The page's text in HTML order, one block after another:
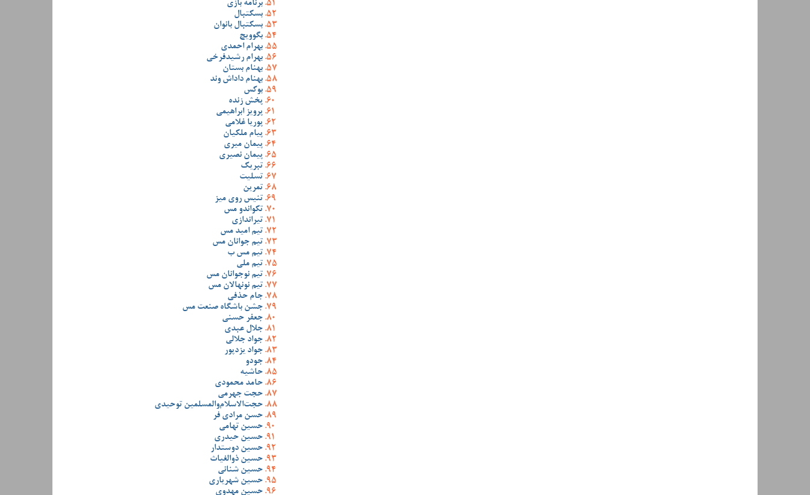
برنامه بازی
بسکتبال
بسکتبال بانوان
بگوویچ
بهرام احمدی
بهرام رشیدفرخی
بهنام بستان
بهنام داداش وند
بوکس
پخش زنده
پرویز ابراهیمی
پوریا غلامی
پیام ملکیان
پیمان میری
پیمان نصیری
تبریک
تسلیت
تمرین
تنیس روی میز
تکواندو مس
تیراندازی
تیم امید مس
تیم جوانان مس
تیم مس ب
تیم ملی
تیم نوجوانان مس
تیم نونهالان مس
جام حذفی
جشن باشگاه صنعت مس
جعفر حسنی
جلال عبدی
جواد جلالی
جواد یزدپور
جودو
حاشیه
حامد محمودی
حجت جهرمی
حجت‌الاسلام‌والمسلمین توحیدی
حسن مرادی فر
حسین تهامی
حسین حیدری
حسین دوستدار
حسین ذوالغیاث
حسین شنانی
حسین شهریاری
حسین مهدوی